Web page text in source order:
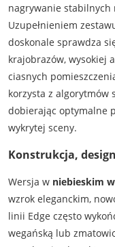
nagrywanie stabilnych
Uzupełnieniem
doskonale sprawdza
krajobrazów, wysokiej
ciasnych
korzysta z algorytmów
dobierając optymalne
wykrytej sceny.
Konstrukcja,
Wersja w niebieskim
wzrok eleganckim,
linii Edge często
wegańską lub